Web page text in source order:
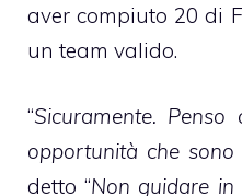
aver compiuto 20 di
un team valido.
“Sicuramente.
opportunità che
detto “Non guidare